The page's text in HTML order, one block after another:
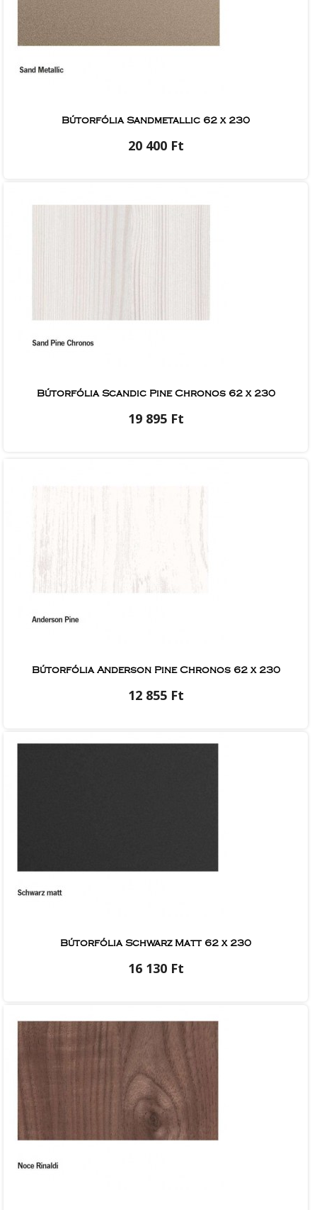
Bútorfólia Sandmetallic 62 x 230
20 400 Ft
Bútorfólia Scandic Pine Chronos 62 x 230
19 895 Ft
Bútorfólia Anderson Pine Chronos 62 x 230
12 855 Ft
Bútorfólia Schwarz Matt 62 x 230
16 130 Ft